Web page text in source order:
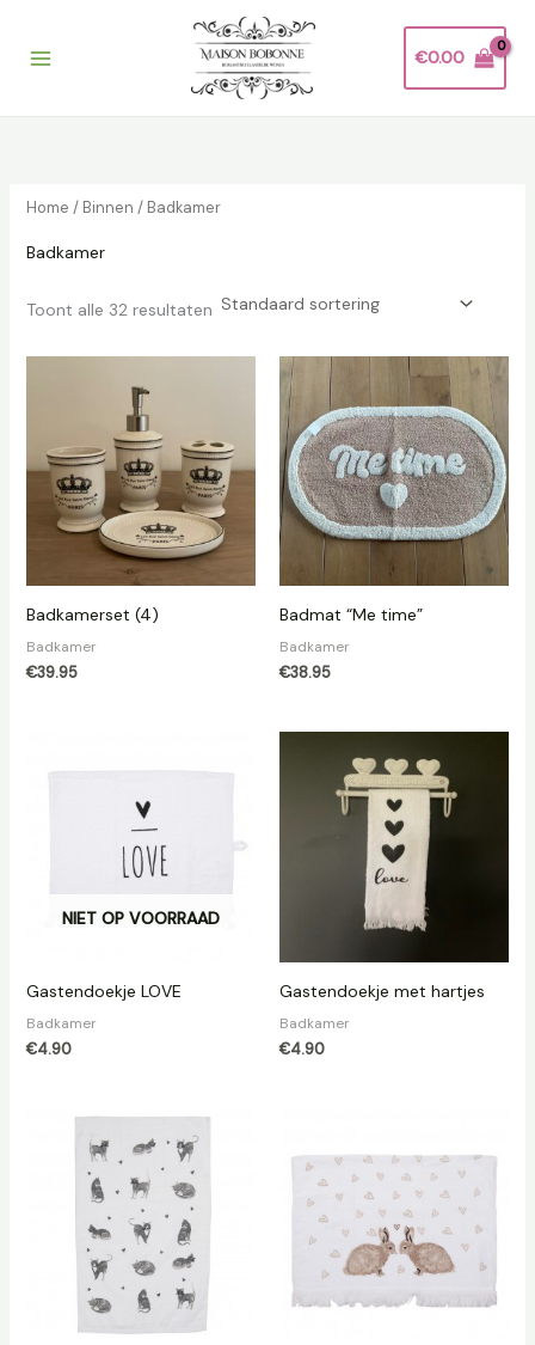
€0.00
Home / Binnen / Badkamer
Badkamer
Toont alle 32 resultaten
Badkamerset (4)
Badkamer
€39.95
Badmat “Me time”
Badkamer
€38.95
NIET OP VOORRAAD
Gastendoekje LOVE
Badkamer
€4.90
Gastendoekje met hartjes
Badkamer
€4.90